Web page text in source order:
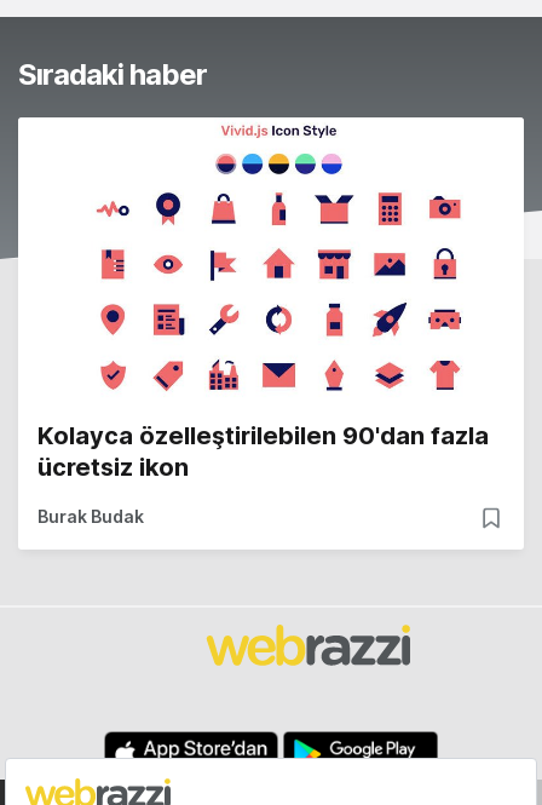
Sıradaki haber
Kolayca özelleştirilebilen 90'dan fazla
ücretsiz ikon
Burak Budak